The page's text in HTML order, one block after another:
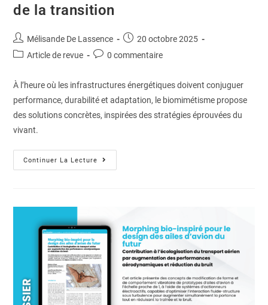
de la transition
Mélisande De Lassence
20 octobre 2025
Article de revue
0 commentaire
À l’heure où les infrastructures énergétiques doivent conjuguer
performance, durabilité et adaptation, le biomimétisme propose
des solutions concrètes, inspirées des stratégies éprouvées du
vivant.
Continuer La Lecture